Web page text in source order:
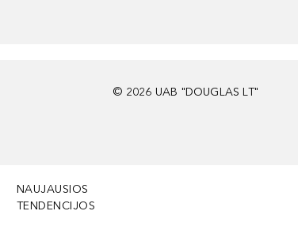
© 2026 UAB "DOUGLAS LT"
NAUJAUSIOS
TENDENCIJOS